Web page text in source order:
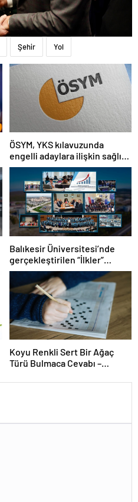
Şehir Yol
ÖSYM, YKS kılavuzunda
engelli adaylara ilişkin sağlık
şartlarını güncelledi
Balıkesir Üniversitesi’nde
gerçekleştirilen “İlkler”
üniversitenin geleceğini
şekillendiriyor
Koyu Renkli Sert Bir Ağaç
Türü Bulmaca Cevabı –
Bir Ağaç Türü